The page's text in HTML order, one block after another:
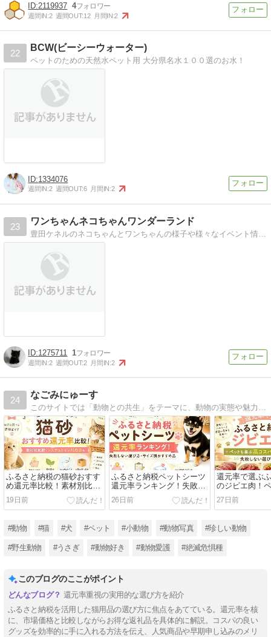
2119937 4
週間IN:2 週間OUT:12 月間IN:2
22
BCW(ビーシーウォーター)
ペットのための天然水ペット用 大分県名水１００選のお水！
1334076
週間IN:2 週間OUT:6 月間IN:2
23
ワンちゃんネコちゃんワンダーランド
豊田ケネルのネコちゃんとワンちゃんの様子や様々なイベント情報をお知らせするブログ
1275711 1
週間IN:2 週間OUT:2 月間IN:2
24
なごみにゅーす
このサイトでは「動物との共生」をテーマに、動物の実態や魅力をお届けします。ご覧になった方にとって、動物の命を考えるきっかけになりますように…。
ふるさと納税の猫砂おすす
め還元率比較！素材別比
較・システムトイレ対応表
も
19日前
ふるさと納税ペットシーツ
還元率ランキング！失敗し
ない選び方・サイズ別おす
すめ品
26日前
還元率で選ぶ
のジビエ肉！
高コスパな返
ない選び方
27日前
#動物 #猫 #犬 #ペット #小動物 #動物写真 #珍しい動物
#野生動物 #うさぎ #動物好き #動物愛護 #絶滅危惧種
このブログのここがポイント
還元率重視の実用的な選び方を紹介
ふるさと納税を活用した猫用品の選び方に焦点をあてている。還元率を核
に、市場価格と比較しながらお得な返礼品を具体的に解説。コスパの良い
グッズを効率的に手に入れる方法を伝え、人気商品や早期申し込みのメリ